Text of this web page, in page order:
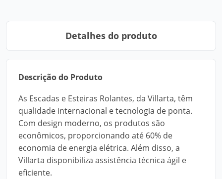
Detalhes do produto
Descrição do Produto
As Escadas e Esteiras Rolantes, da Villarta, têm
qualidade internacional e tecnologia de ponta.
Com design moderno, os produtos são
econômicos, proporcionando até 60% de
economia de energia elétrica. Além disso, a
Villarta disponibiliza assistência técnica ágil e
eficiente.